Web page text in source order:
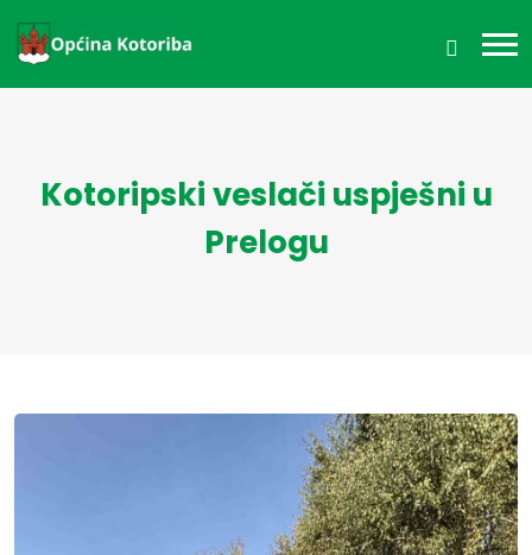
Kotoripski veslači uspješni u
Prelogu